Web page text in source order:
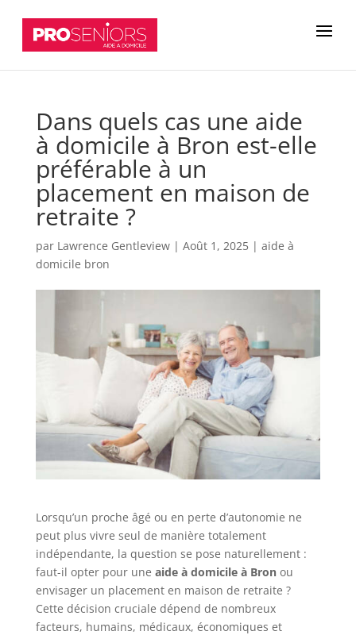
Dans quels cas une aide
à domicile à Bron est-elle
préférable à un
placement en maison de
retraite ?
par Lawrence Gentleview| Août 1, 2025| aide à
domicile bron
Lorsqu’un proche âgé ou en perte d’autonomie ne
peut plus vivre seul de manière totalement
indépendante, la question se pose naturellement :
faut-il opter pour une aide à domicile à Bronou
envisager un placement en maison de retraite ?
Cette décision cruciale dépend de nombreux
facteurs, humains, médicaux, économiques et